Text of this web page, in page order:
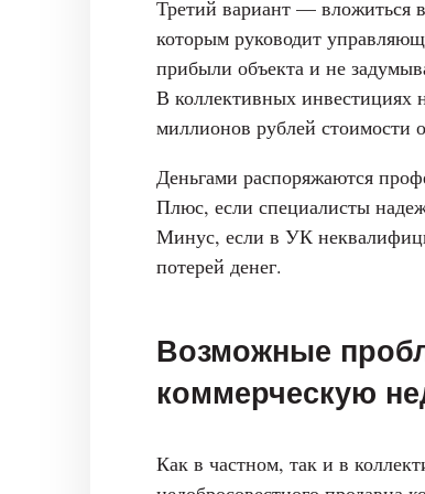
Третий вариант — вложиться
которым руководит
прибыли объекта и не
В коллективных инвестициях
миллионов рублей стоимости
Деньгами распоряжаются
Плюс, если специалисты
Минус, если в УК
потерей денег.
Возможные
коммерческую
Как в частном, так и в